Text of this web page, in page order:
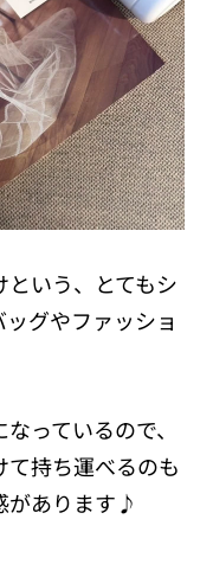
いう、とてもシ
グやファッショ
っているので、
持ち運べるのも
があります♪